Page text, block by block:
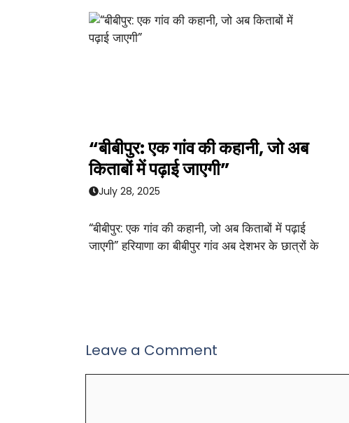
“बीबीपुर: एक गांव की कहानी, जो अब
किताबों में पढ़ाई जाएगी”
July 28, 2025
“बीबीपुर: एक गांव की कहानी, जो अब किताबों में पढ़ाई
जाएगी” हरियाणा का बीबीपुर गांव अब देशभर के छात्रों के
Leave a Comment